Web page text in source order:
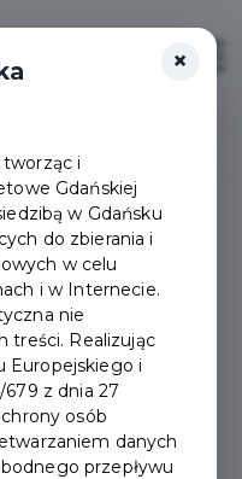
Rejestracja
zaspokoją nawet
historia,
- wszystko to
×
i
Gdańskiej
w Gdańsku
do zbierania i
w celu
i w Internecie.
nie
treści. Realizując
Europejskiego i
679 z dnia 27
osób
danych
przepływu